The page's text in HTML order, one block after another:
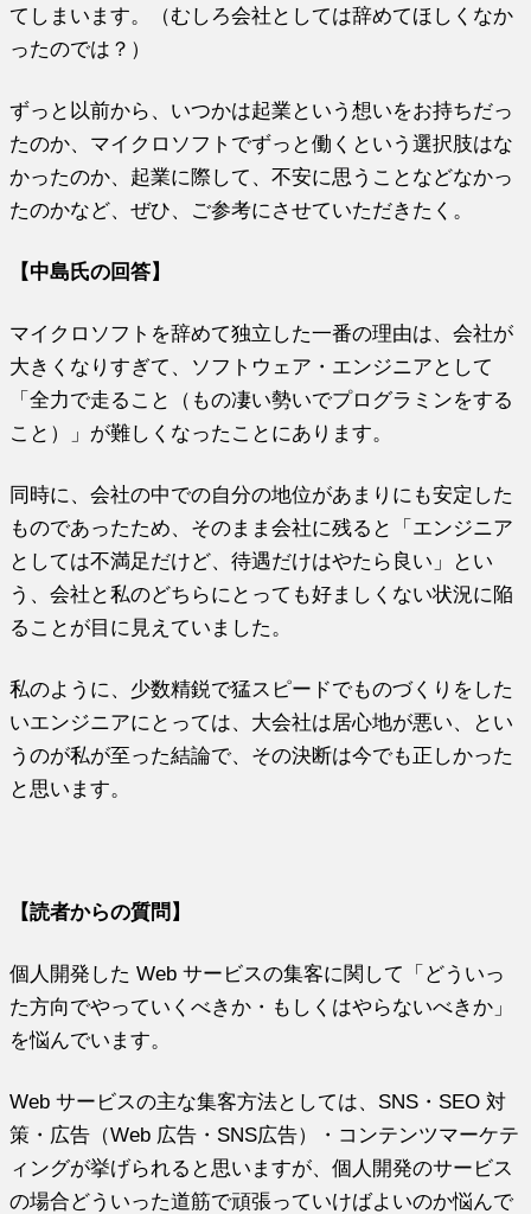
てしまいます。（むしろ会社としては辞めてほしくなか
ったのでは？）
ずっと以前から、いつかは起業という想いをお持ちだっ
たのか、マイクロソフトでずっと働くという選択肢はな
かったのか、起業に際して、不安に思うことなどなかっ
たのかなど、ぜひ、ご参考にさせていただきたく。
【中島氏の回答】
マイクロソフトを辞めて独立した一番の理由は、会社が
大きくなりすぎて、ソフトウェア・エンジニアとして
「全力で走ること（もの凄い勢いでプログラミンをする
こと）」が難しくなったことにあります。
同時に、会社の中での自分の地位があまりにも安定した
ものであったため、そのまま会社に残ると「エンジニア
としては不満足だけど、待遇だけはやたら良い」とい
う、会社と私のどちらにとっても好ましくない状況に陥
ることが目に見えていました。
私のように、少数精鋭で猛スピードでものづくりをした
いエンジニアにとっては、大会社は居心地が悪い、とい
うのが私が至った結論で、その決断は今でも正しかった
と思います。
【読者からの質問】
個人開発した Web サービスの集客に関して「どういっ
た方向でやっていくべきか・もしくはやらないべきか」
を悩んでいます。
Web サービスの主な集客方法としては、SNS・SEO 対
策・広告（Web 広告・SNS広告）・コンテンツマーケテ
ィングが挙げられると思いますが、個人開発のサービス
の場合どういった道筋で頑張っていけばよいのか悩んで